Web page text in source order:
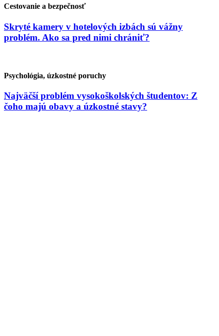
Cestovanie a bezpečnosť
Skryté kamery v hotelových izbách sú vážny
problém. Ako sa pred nimi chrániť?
Psychológia, úzkostné poruchy
Najväčší problém vysokoškolských študentov: Z
čoho majú obavy a úzkostné stavy?